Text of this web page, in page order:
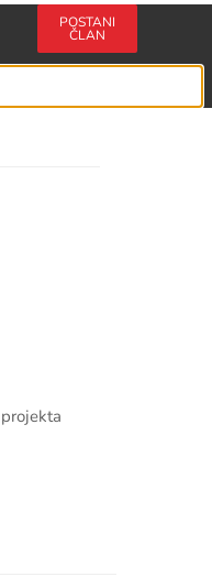
POSTANI
ČLAN